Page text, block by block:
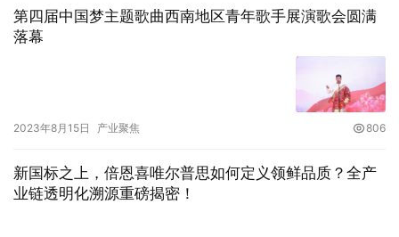
第四届中国梦主题歌曲西南地区青年歌手展演歌会圆满
落幕
2023年8月15日 产业聚焦 806
新国标之上，倍恩喜唯尔普思如何定义领鲜品质？全产
业链透明化溯源重磅揭密！